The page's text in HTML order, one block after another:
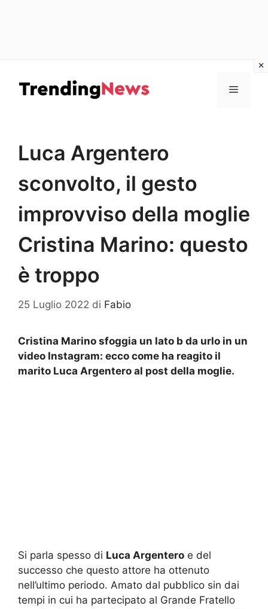
contenuto
Menu
Luca Argentero
sconvolto, il gesto
improvviso della moglie
Cristina Marino: questo
è troppo
25 Luglio 2022 di Fabio
Cristina Marino sfoggia un lato b da urlo in un
video Instagram: ecco come ha reagito il
marito Luca Argentero al post della moglie.
Si parla spesso di Luca Argentero e del
successo che questo attore ha ottenuto
nell’ultimo periodo. Amato dal pubblico sin dai
tempi in cui ha partecipato al Grande Fratello